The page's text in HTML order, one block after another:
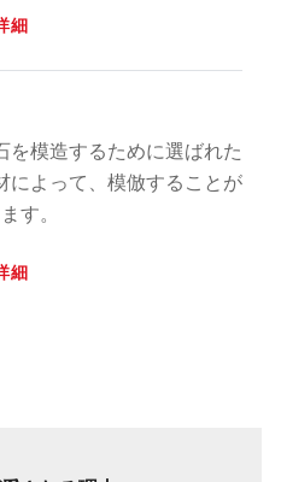
細
を模造するために選ばれた
によって、模倣することが
す。
細